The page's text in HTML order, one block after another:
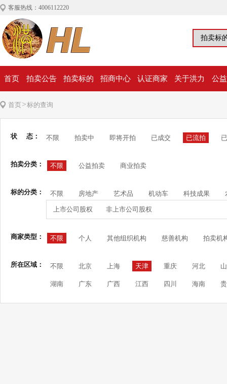
客服热线：4006112220
首页 拍卖公告 拍卖标的 招商中心 认证商家 关于洪力 公
首页>标的查询
状 态： 不限 拍卖中 即将开拍 已成交 已流拍
拍卖分类： 不限 公益拍卖 商业拍卖
标的分类： 不限 房地产 艺术品 机动车 科技成果
上市公司股权 非上市公司股权
商家类型： 不限 个人 其他组织机构 慈善机构 拍卖机
所在区域： 不限 北京 上海 天津 重庆 河北
湖南 广东 广西 江西 四川 海南